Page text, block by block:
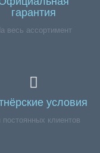
гарантия
весь ассортимент
условия
постоянных клиентов